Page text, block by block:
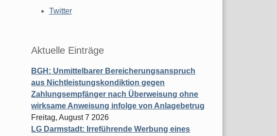
Twitter
Aktuelle Einträge
BGH: Unmittelbarer Bereicherungsanspruch
aus Nichtleistungskondiktion gegen
Zahlungsempfänger nach Überweisung ohne
wirksame Anweisung infolge von Anlagebetrug
Freitag, August 7 2026
LG Darmstadt: Irreführende Werbung eines